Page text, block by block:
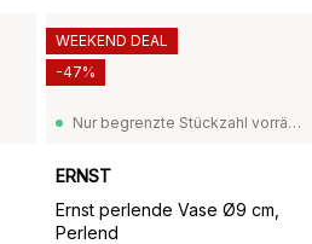
Nur begrenzte Stückzahl vorrätig
ERNST
Ernst perlende Vase Ø9 cm,
Perlend
WEEKEND DEAL
-47%